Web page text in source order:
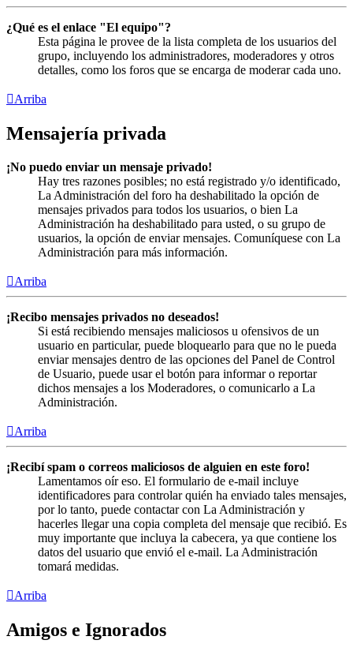
¿Qué es el enlace "El equipo"?
Esta página le provee de la lista completa de los usuarios del
grupo, incluyendo los administradores, moderadores y otros
detalles, como los foros que se encarga de moderar cada uno.
Arriba
Mensajería privada
¡No puedo enviar un mensaje privado!
Hay tres razones posibles; no está registrado y/o identificado,
La Administración del foro ha deshabilitado la opción de
mensajes privados para todos los usuarios, o bien La
Administración ha deshabilitado para usted, o su grupo de
usuarios, la opción de enviar mensajes. Comuníquese con La
Administración para más información.
Arriba
¡Recibo mensajes privados no deseados!
Si está recibiendo mensajes maliciosos u ofensivos de un
usuario en particular, puede bloquearlo para que no le pueda
enviar mensajes dentro de las opciones del Panel de Control
de Usuario, puede usar el botón para informar o reportar
dichos mensajes a los Moderadores, o comunicarlo a La
Administración.
Arriba
¡Recibí spam o correos maliciosos de alguien en este foro!
Lamentamos oír eso. El formulario de e-mail incluye
identificadores para controlar quién ha enviado tales mensajes,
por lo tanto, puede contactar con La Administración y
hacerles llegar una copia completa del mensaje que recibió. Es
muy importante que incluya la cabecera, ya que contiene los
datos del usuario que envió el e-mail. La Administración
tomará medidas.
Arriba
Amigos e Ignorados